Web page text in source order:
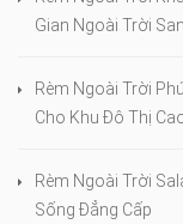
Gian Ngoài Trời
Rèm Ngoài Trời
Cho Khu Đô Thị
Rèm Ngoài Trời
Sống Đẳng Cấp